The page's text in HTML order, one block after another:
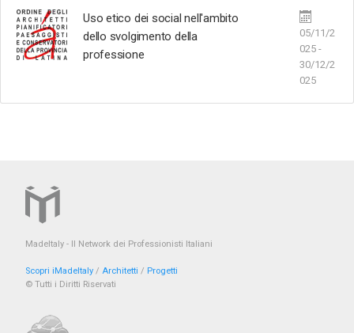
Uso etico dei social nell'ambito
dello svolgimento della
professione
05/11/2
025 -
30/12/2
025
MadeItaly - Il Network dei Professionisti Italiani
Scopri iMadeItaly / Architetti / Progetti
© Tutti i Diritti Riservati